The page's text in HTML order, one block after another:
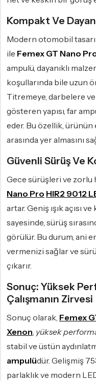
Kompakt Ve
Modern otomobil
ile Femex GT Nano
ampulü, dayanıklı
koşullarında bile uzun
Titremeye, darbelere
gösteren yapısı, far
eder. Bu özellik,
arasında yer almasını
Güvenli Sürüş Ve
Gece sürüşleri ve zorlu
Nano Pro HIR2 9012
artar. Geniş ışık açısı
sayesinde, sürüş
görülür. Bu durum, ani
vermenizi sağlar ve
çıkarır.
Sonuç: Yüksek
Çalışmanın Zirvesi
Sonuç olarak, Femex
Xenon, yüksek
stabil ve üstün
ampulüdür. Gelişmiş
parlaklık ve modern